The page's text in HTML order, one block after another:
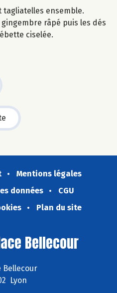
tagliatelles ensemble.
râpé puis les dés
ciselée.
Mentions légales
données
CGU
Plan du site
Bellecour
Bellecour
Lyon